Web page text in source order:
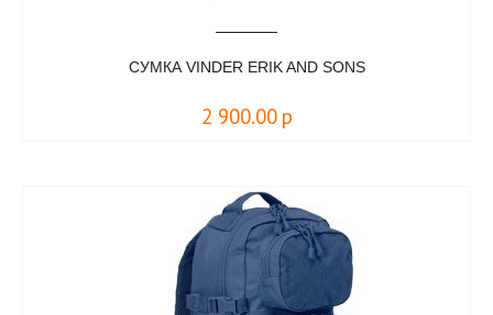
СУМКА VINDER ERIK AND SONS
2 900.00 р